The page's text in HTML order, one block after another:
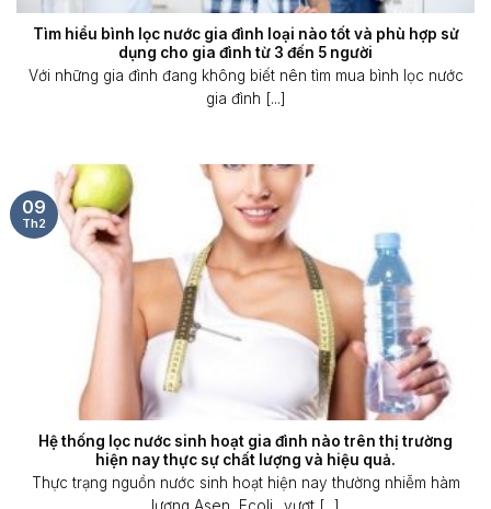
Tìm hiểu bình lọc nước gia đình loại nào tốt và phù hợp sử
dụng cho gia đình từ 3 đến 5 người
Với những gia đình đang không biết nên tìm mua bình lọc nước
gia đình [...]
Hệ thống lọc nước sinh hoạt gia đình nào trên thị trường
hiện nay thực sự chất lượng và hiệu quả.
Thực trạng nguồn nước sinh hoạt hiện nay thường nhiễm hàm
lượng Asen, Ecoli.. vượt [...]
09
Th2